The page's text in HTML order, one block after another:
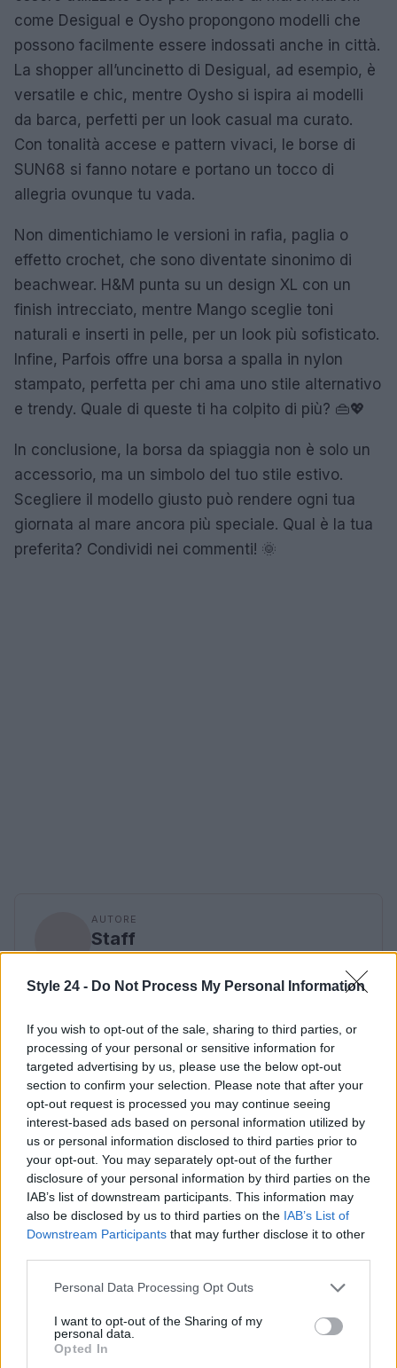
Style 24 - Do Not Process My Personal Information
If you wish to opt-out of the sale, sharing to third parties, or
processing of your personal or sensitive information for
targeted advertising by us, please use the below opt-out
section to confirm your selection. Please note that after your
opt-out request is processed you may continue seeing
interest-based ads based on personal information utilized by
us or personal information disclosed to third parties prior to
your opt-out. You may separately opt-out of the further
disclosure of your personal information by third parties on the
IAB’s list of downstream participants. This information may
also be disclosed by us to third parties on the IAB’s List of
Downstream Participants that may further disclose it to other
Please note that this website/app uses one or more Google
not limited to your visit or usage behaviour. You may click to
grant or deny consent to Google and its third-party tags to
use your data for below specified purposes in below Google
Personal Data Processing Opt Outs
I want to opt-out of the Sharing of my
personal data.
Opted In
come Desigual e Oysho propongono modelli che
possono facilmente essere indossati anche in città.
La shopper all’uncinetto di Desigual, ad esempio, è
versatile e chic, mentre Oysho si ispira ai modelli
da barca, perfetti per un look casual ma curato.
Con tonalità accese e pattern vivaci, le borse di
SUN68 si fanno notare e portano un tocco di
allegria ovunque tu vada.
Non dimentichiamo le versioni in rafia, paglia o
effetto crochet, che sono diventate sinonimo di
beachwear. H&M punta su un design XL con un
finish intrecciato, mentre Mango sceglie toni
naturali e inserti in pelle, per un look più sofisticato.
Infine, Parfois offre una borsa a spalla in nylon
stampato, perfetta per chi ama uno stile alternativo
e trendy. Quale di queste ti ha colpito di più? 👜💖
In conclusione, la borsa da spiaggia non è solo un
accessorio, ma un simbolo del tuo stile estivo.
Scegliere il modello giusto può rendere ogni tua
giornata al mare ancora più speciale. Qual è la tua
preferita? Condividi nei commenti! 🌞
AUTORE
Staff